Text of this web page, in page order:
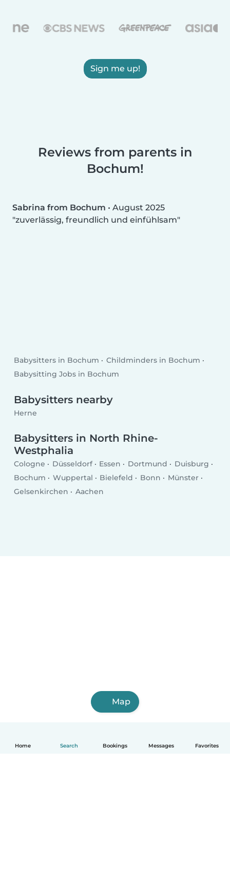
Home Search Bookings Messages Favorites
Sign me up!
Reviews from parents in
Bochum!
Sabrina from Bochum • August 2025
zuverlässig, freundlich und einfühlsam
Babysitters in Bochum
Childminders in Bochum
Babysitting Jobs in Bochum
Babysitters nearby
Herne
Babysitters in North Rhine-
Westphalia
Cologne Düsseldorf Essen Dortmund
Duisburg
Bochum
Wuppertal Bielefeld Bonn
Münster
Gelsenkirchen
Aachen
Map